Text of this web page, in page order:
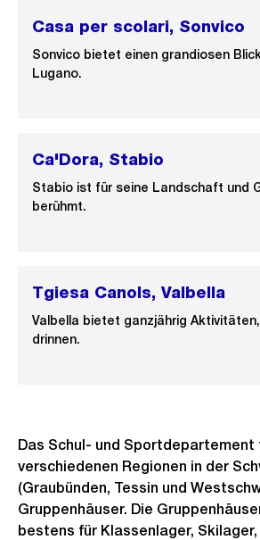
Casa per scolari, Sonvico
Sonvico bietet einen grandiosen
Lugano.
Ca'Dora, Stabio
Stabio ist für seine Landschaft und
berühmt.
Tgiesa Canols, Valbella
Valbella bietet ganzjährig
drinnen.
Das Schul- und Sportdepartement
verschiedenen Regionen in der
(Graubünden, Tessin und
Gruppenhäuser. Die
bestens für Klassenlager,